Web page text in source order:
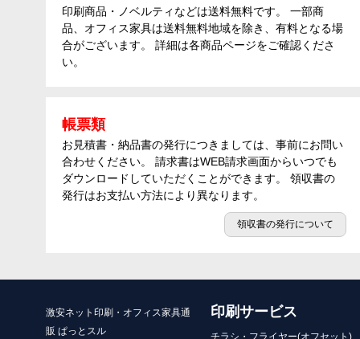
印刷商品・ノベルティなどは送料無料です。 一部商
品、オフィス家具は送料無料地域を除き、有料となる場
合がございます。 詳細は各商品ページをご確認くださ
い。
帳票類
お見積書・納品書の発行につきましては、事前にお問い
合わせください。 請求書はWEB請求画面からいつでも
ダウンロードしていただくことができます。 領収書の
発行はお支払い方法により異なります。
領収書の発行について
激安ネット印刷・オフィス家具通
販 ぱっとスル
印刷サービス
チラシ・フライヤー(オフセット)